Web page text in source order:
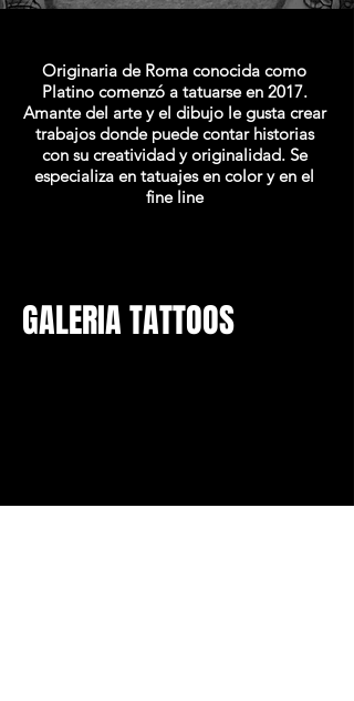
Originaria de Roma conocida como
Platino comenzó a tatuarse en 2017.
Amante del arte y el dibujo le gusta crear
trabajos donde puede contar historias
con su creatividad y originalidad. Se
especializa en tatuajes en color y en el
fine line
GALERIA TATTOOS